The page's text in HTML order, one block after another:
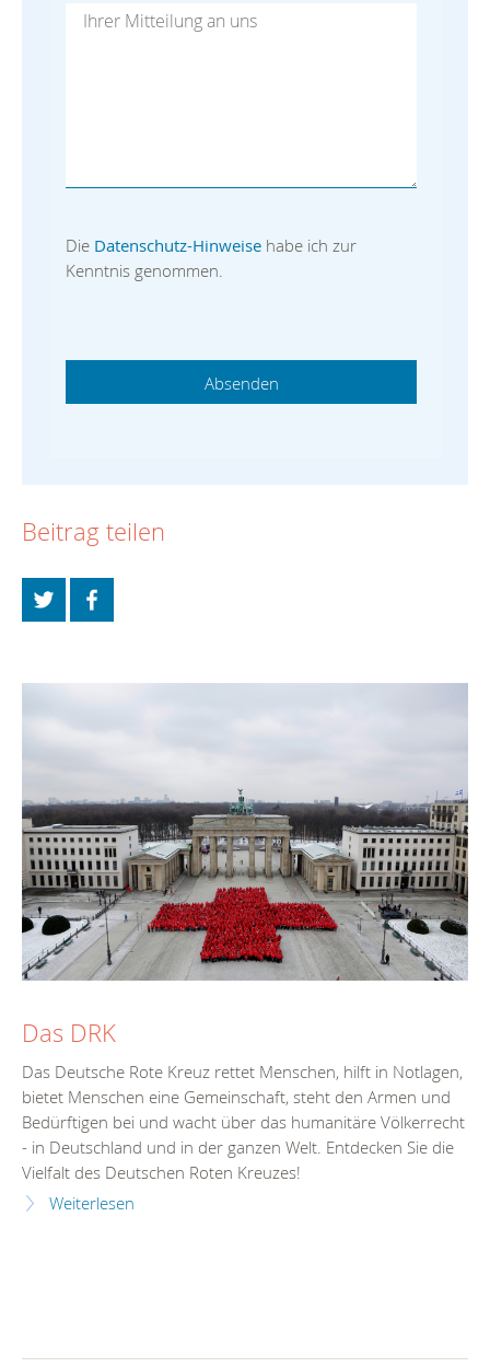
Die Datenschutz-Hinweise habe ich zur
Kenntnis genommen.
Beitrag teilen
Das DRK
Das Deutsche Rote Kreuz rettet Menschen, hilft in Notlagen,
bietet Menschen eine Gemeinschaft, steht den Armen und
Bedürftigen bei und wacht über das humanitäre Völkerrecht
- in Deutschland und in der ganzen Welt. Entdecken Sie die
Vielfalt des Deutschen Roten Kreuzes!
Weiterlesen